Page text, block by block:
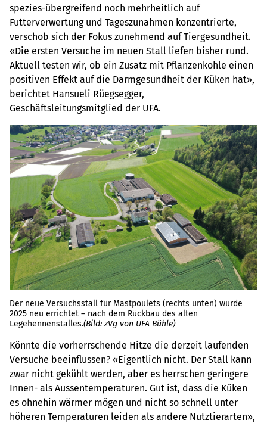
spezies-übergreifend noch mehrheitlich auf
Futterverwertung und Tageszunahmen konzentrierte,
verschob sich der Fokus zunehmend auf Tiergesundheit.
«Die ersten Versuche im neuen Stall liefen bisher rund.
Aktuell testen wir, ob ein Zusatz mit Pflanzenkohle einen
positiven Effekt auf die Darmgesundheit der Küken hat»,
berichtet Hansueli Rüegsegger,
Geschäftsleitungsmitglied der UFA.
Der neue Versuchsstall für Mastpoulets (rechts unten) wurde
2025 neu errichtet – nach dem Rückbau des alten
Legehennenstalles.(Bild: zVg von UFA Bühle)
Könnte die vorherrschende Hitze die derzeit laufenden
Versuche beeinflussen? «Eigentlich nicht. Der Stall kann
zwar nicht gekühlt werden, aber es herrschen geringere
Innen- als Aussentemperaturen. Gut ist, dass die Küken
es ohnehin wärmer mögen und nicht so schnell unter
höheren Temperaturen leiden als andere Nutztierarten»,